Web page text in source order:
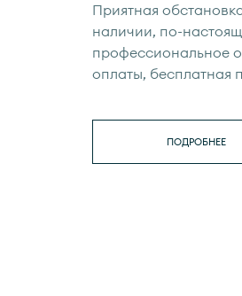
Приятная
наличии, по-
профессиональное
оплаты, бесплатная
ПОДРОБНЕЕ